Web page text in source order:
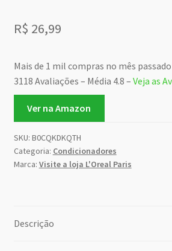
R$ 26,99
Mais de 1 mil compras no mês passado
3118 Avaliações – Média 4.8 – Veja as
Ver na Amazon
SKU: B0CQKDKQTH
Categoria: Condicionadores
Marca: Visite a loja L'Oreal Paris
Descrição